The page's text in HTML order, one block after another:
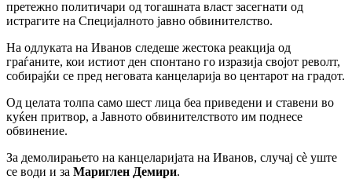
претежно политичари од тогашната власт засегнати од
истрагите на Специјалното јавно обвинителство.
На одлуката на Иванов следеше жестока реакција од
граѓаните, кои истиот ден спонтано го изразија својот револт,
собирајќи се пред неговата канцеларија во центарот на градот.
Од целата толпа само шест лица беа приведени и ставени во
куќен притвор, а Јавното обвинителството им поднесе
обвинение.
За демолирањето на канцеларијата на Иванов, случај сè уште
се води и за Мариглен Демири.